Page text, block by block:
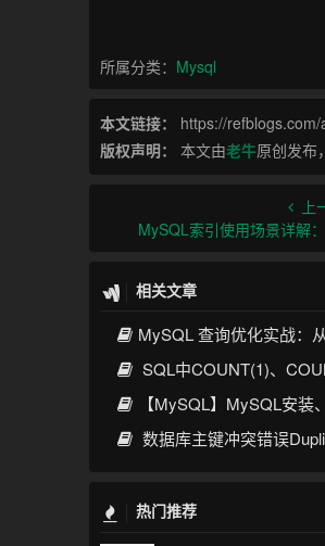
所属分类： Mysql
本文链接：
https://refblogs.com/
版权声明：
本文由老牛原创发布
上
MySQL索引使用场景详解
相关文章
MySQL 查询优化实战：从索引、执
SQL中COUNT(1)、COUNT(*)与
【MySQL】MySQL安装
数据库主键冲突错误
热门推荐